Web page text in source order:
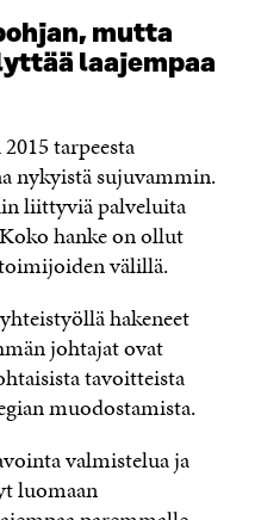
mutta
laajempaa
tarpeesta
nykyistä sujuvammin.
liittyviä palveluita
hanke on ollut
välillä.
hakeneet
johtajat ovat
tavoitteista
muodostamista.
valmistelua ja
luomaan